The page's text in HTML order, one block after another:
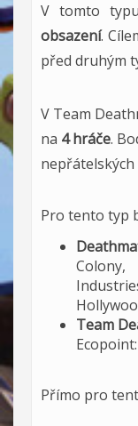
V tomto
obsazení.
před druhým
V Team
na 4 hráče.
nepřátelských
Pro tento typ
Team
Přímo pro